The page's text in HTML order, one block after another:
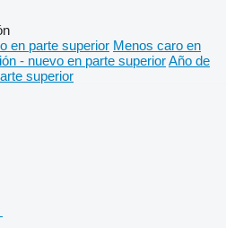
en parte superior Menos caro en
- nuevo en parte superiorAño de
superior